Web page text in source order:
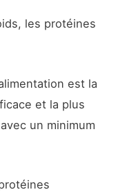
les protéines
est la
et la plus
un minimum